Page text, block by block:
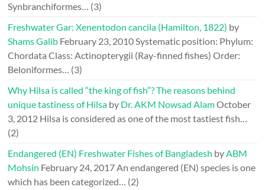
Synbranchiformes… (3)
Freshwater Gar: Xenentodon cancila (Hamilton, 1822) by
Shams Galib February 23, 2010Systematic position: Phylum:
Chordata Class: Actinopterygii (Ray-finned fishes) Order:
Beloniformes… (3)
Why Hilsa is called “the king of fish”? The reasons behind
unique tastiness of Hilsa by Dr. AKM Nowsad AlamOctober
3, 2012 Hilsa is considered as one of the most tastiest fish…
(2)
Endangered (EN) Freshwater Fishes of Bangladesh byABM
Mohsin February 24, 2017An endangered (EN) species is one
which has been categorized… (2)